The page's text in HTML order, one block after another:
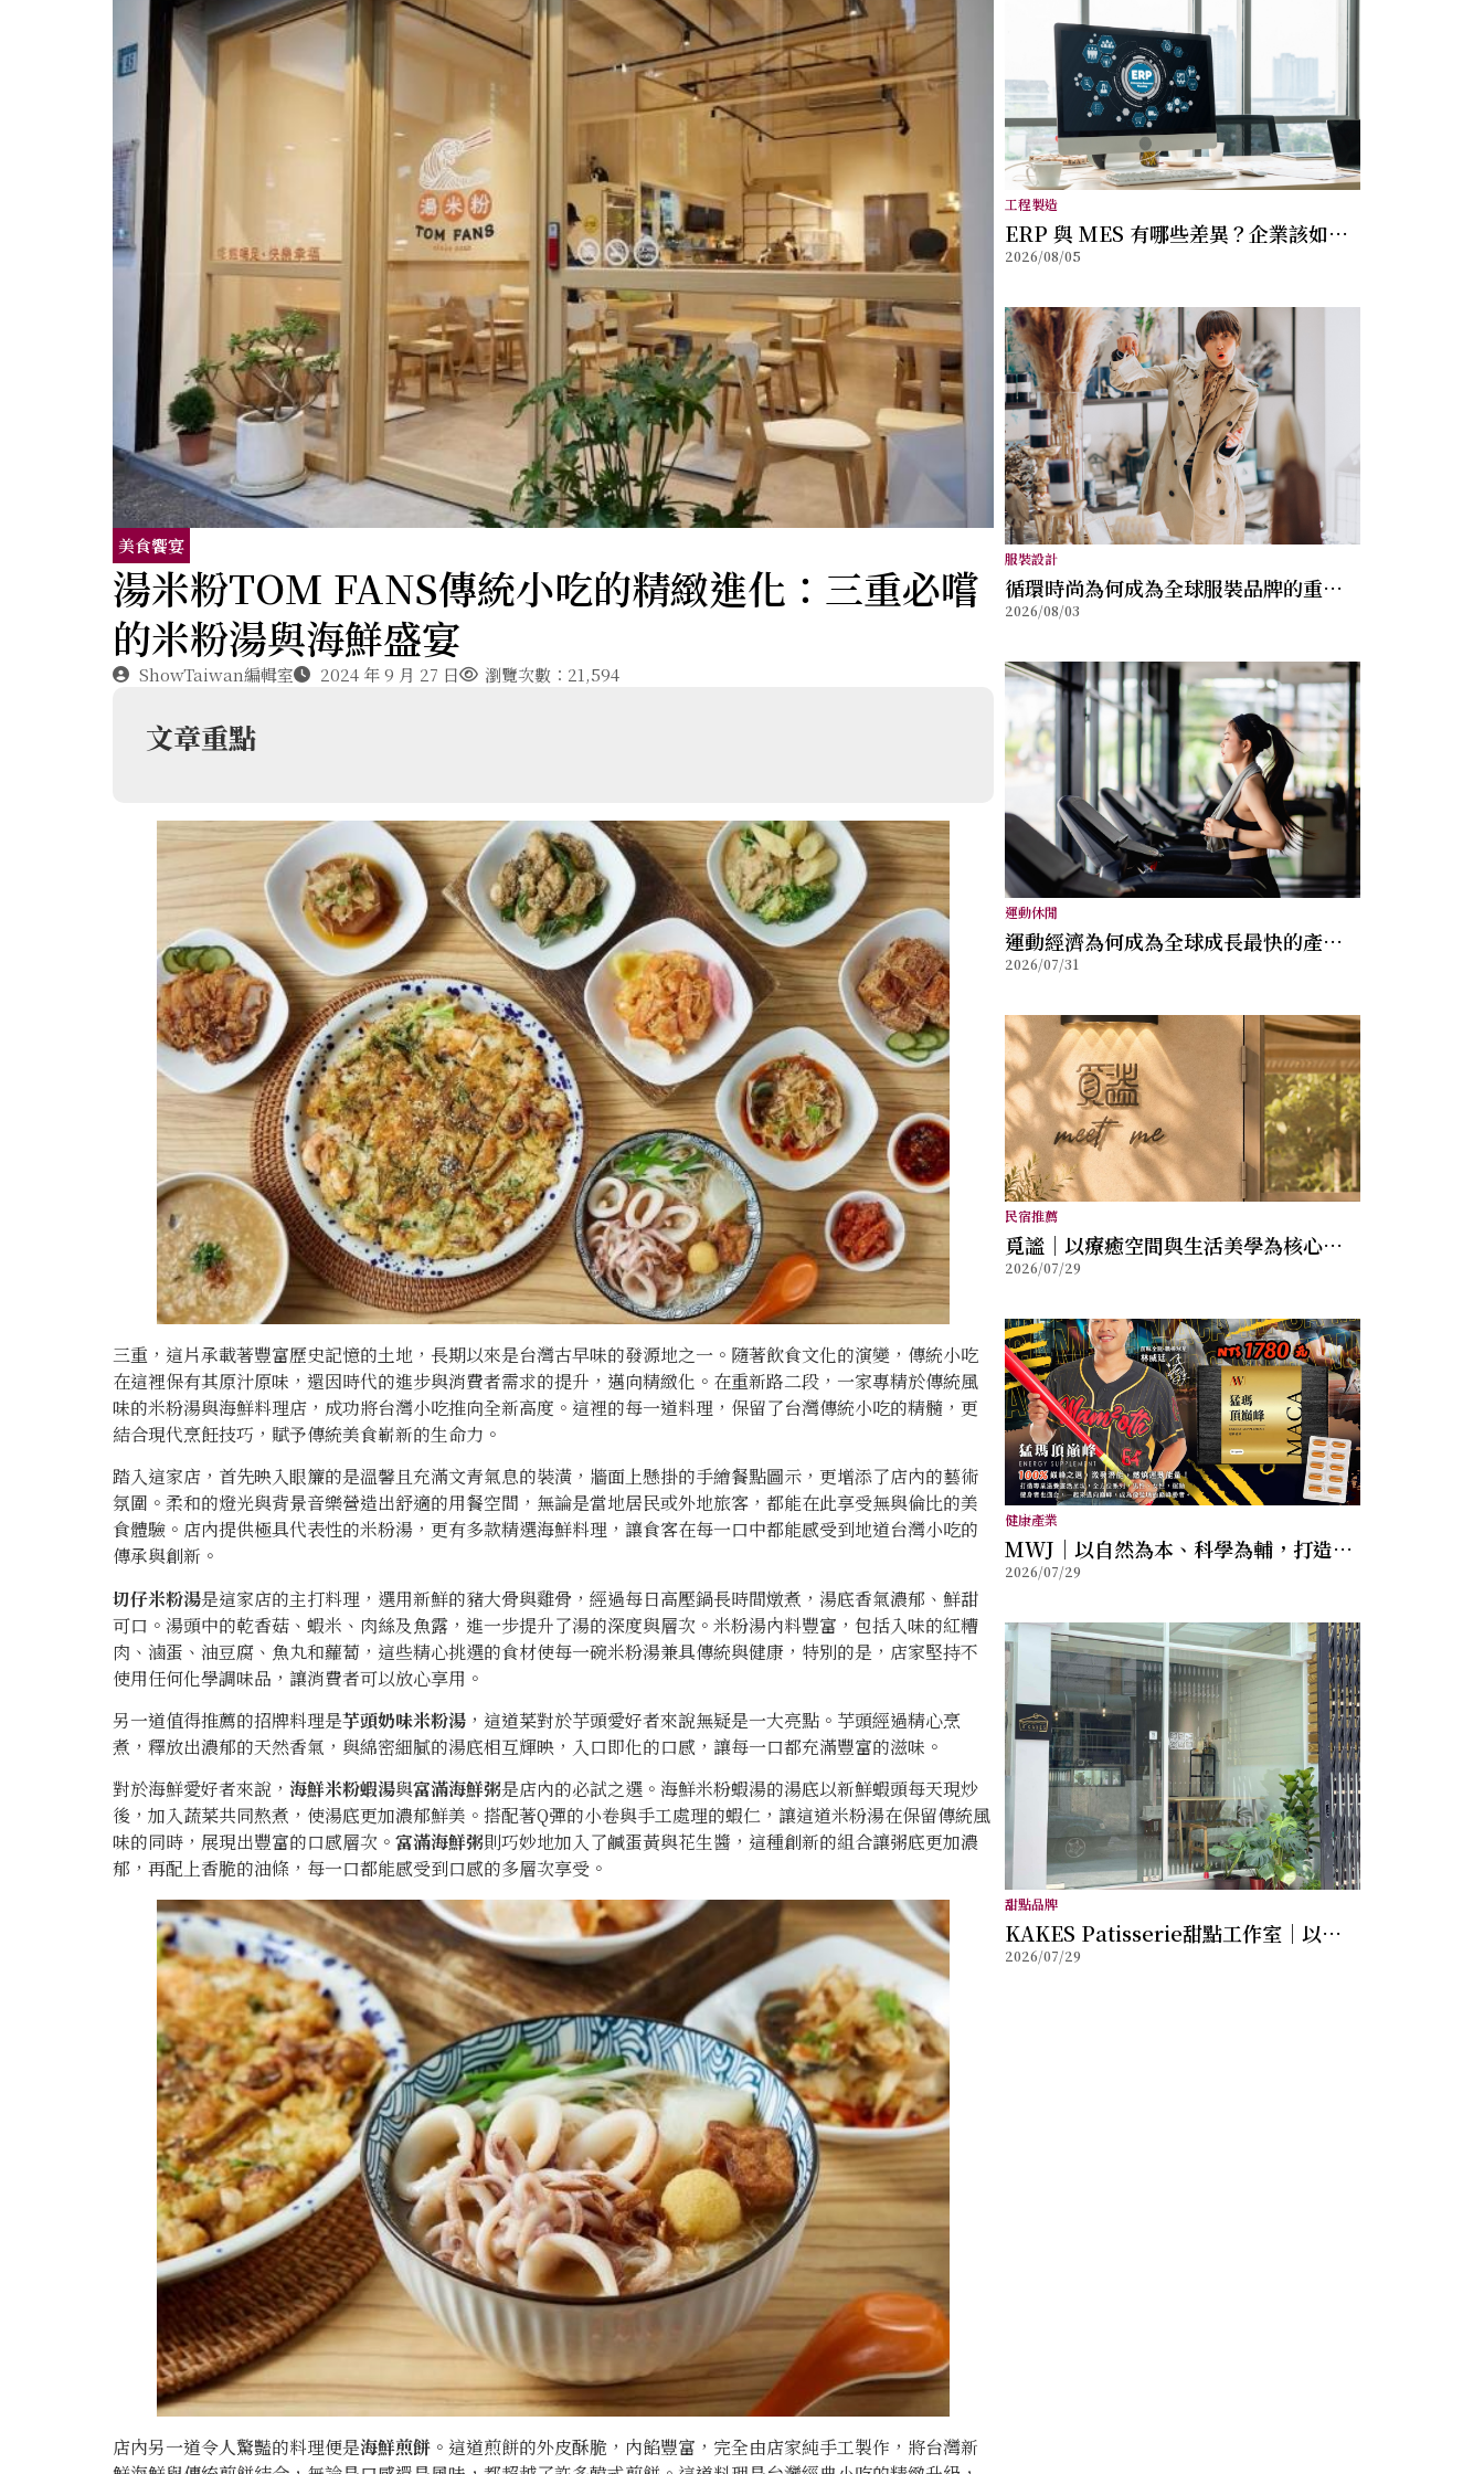
美食饗宴
湯米粉TOM FANS傳統小吃的精緻進化：三重必嚐
的米粉湯與海鮮盛宴
ShowTaiwan編輯室 2024 年 9 月 27 日 瀏覽次數：21,594
文章重點
三重，這片承載著豐富歷史記憶的土地，長期以來是台灣古早味的發源地之一。隨著飲食文化的演變，傳統小吃
在這裡保有其原汁原味，還因時代的進步與消費者需求的提升，邁向精緻化。在重新路二段，一家專精於傳統風
味的米粉湯與海鮮料理店，成功將台灣小吃推向全新高度。這裡的每一道料理，保留了台灣傳統小吃的精髓，更
結合現代烹飪技巧，賦予傳統美食嶄新的生命力。
踏入這家店，首先映入眼簾的是溫馨且充滿文青氣息的裝潢，牆面上懸掛的手繪餐點圖示，更增添了店內的藝術
氛圍。柔和的燈光與背景音樂營造出舒適的用餐空間，無論是當地居民或外地旅客，都能在此享受無與倫比的美
食體驗。店內提供極具代表性的米粉湯，更有多款精選海鮮料理，讓食客在每一口中都能感受到地道台灣小吃的
傳承與創新。
切仔米粉湯是這家店的主打料理，選用新鮮的豬大骨與雞骨，經過每日高壓鍋長時間燉煮，湯底香氣濃郁、鮮甜
可口。湯頭中的乾香菇、蝦米、肉絲及魚露，進一步提升了湯的深度與層次。米粉湯內料豐富，包括入味的紅糟
肉、滷蛋、油豆腐、魚丸和蘿蔔，這些精心挑選的食材使每一碗米粉湯兼具傳統與健康，特別的是，店家堅持不
使用任何化學調味品，讓消費者可以放心享用。
另一道值得推薦的招牌料理是芋頭奶味米粉湯 ，這道菜對於芋頭愛好者來說無疑是一大亮點。芋頭經過精心烹
煮，釋放出濃郁的天然香氣，與綿密細膩的湯底相互輝映，入口即化的口感，讓每一口都充滿豐富的滋味。
對於海鮮愛好者來說， 海鮮米粉蝦湯與富滿海鮮粥是店內的必試之選。海鮮米粉蝦湯的湯底以新鮮蝦頭每天現炒
後，加入蔬菜共同熬煮，使湯底更加濃郁鮮美。搭配著Q彈的小卷與手工處理的蝦仁，讓這道米粉湯在保留傳統風
味的同時，展現出豐富的口感層次。 富滿海鮮粥則巧妙地加入了鹹蛋黃與花生醬，這種創新的組合讓粥底更加濃
郁，再配上香脆的油條，每一口都能感受到口感的多層次享受。
店內另一道令人驚豔的料理便是海鮮煎餅 。這道煎餅的外皮酥脆，內餡豐富，完全由店家純手工製作，將台灣新
工程製造
ERP 與 MES 有哪些差異？企業該如何
選擇？
2026/08/05
服裝設計
循環時尚為何成為全球服裝品牌的重要
方向？
2026/08/03
運動休閒
運動經濟為何成為全球成長最快的產業
之一？
2026/07/31
民宿推薦
覓謐｜以療癒空間與生活美學為核心，
打造讓身心放鬆的質感生活提案
2026/07/29
健康產業
MWJ｜以自然為本、科學為輔，打造兼
顧健康與幸福的全方位保健品牌
2026/07/29
甜點品牌
KAKES Patisserie甜點工作室｜以法
式甜點工藝打造每一份儀式感，讓創新
2026/07/29